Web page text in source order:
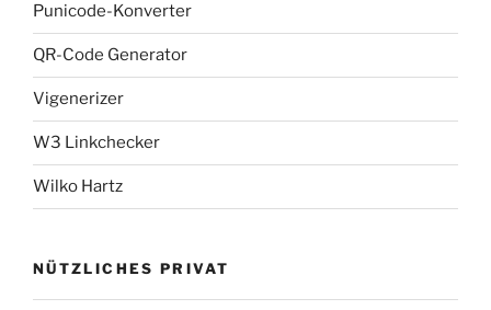
Punicode-Konverter
QR-Code Generator
Vigenerizer
W3 Linkchecker
Wilko Hartz
NÜTZLICHES PRIVAT